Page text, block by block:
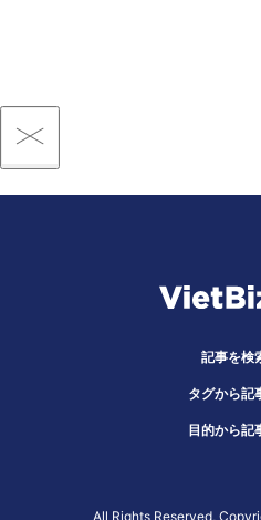
記事を検
タグから記
目的から記
All Rights Reserved,